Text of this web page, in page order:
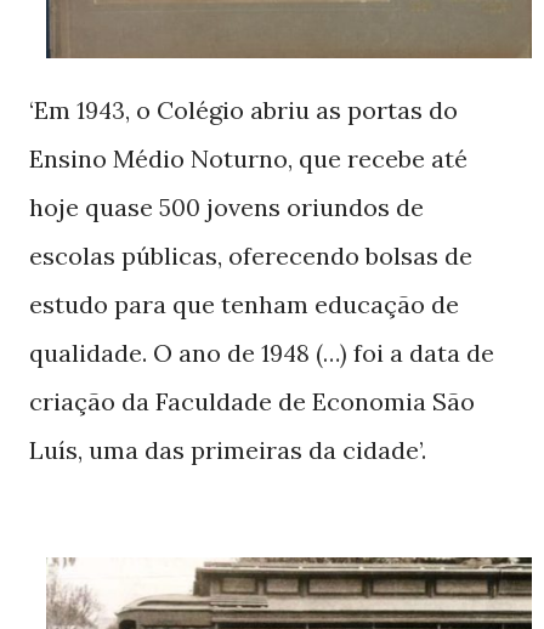
‘Em 1943, o Colégio abriu as portas do
Ensino Médio Noturno, que recebe até
hoje quase 500 jovens oriundos de
escolas públicas, oferecendo bolsas de
estudo para que tenham educação de
qualidade. O ano de 1948 (…) foi a data de
criação da Faculdade de Economia São
Luís, uma das primeiras da cidade’.